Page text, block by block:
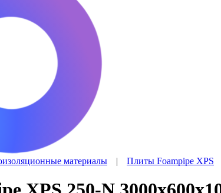
материалы | Плиты Foampipe XPS